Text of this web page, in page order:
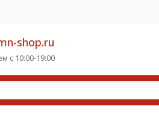
shop.ru
с 10:00-19:00